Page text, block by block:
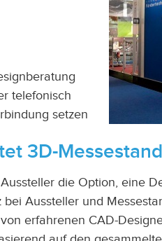
telefonisch
setzen
3D-
die Option, eine
Aussteller und
erfahrenen CAD-